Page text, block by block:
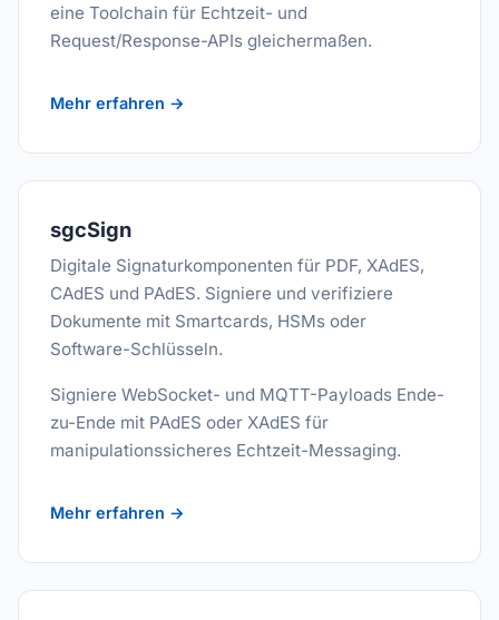
eine Toolchain für Echtzeit- und
Request/Response-APIs gleichermaßen.
Mehr erfahren →
sgcSign
Digitale Signaturkomponenten für PDF, XAdES,
CAdES und PAdES. Signiere und verifiziere
Dokumente mit Smartcards, HSMs oder
Software-Schlüsseln.
Signiere WebSocket- und MQTT-Payloads Ende-
zu-Ende mit PAdES oder XAdES für
manipulationssicheres Echtzeit-Messaging.
Mehr erfahren →